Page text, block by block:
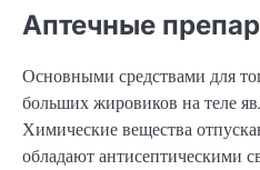
Аптечные
Основными средствами для
больших жировиков на теле
Химические вещества
обладают антисептическими